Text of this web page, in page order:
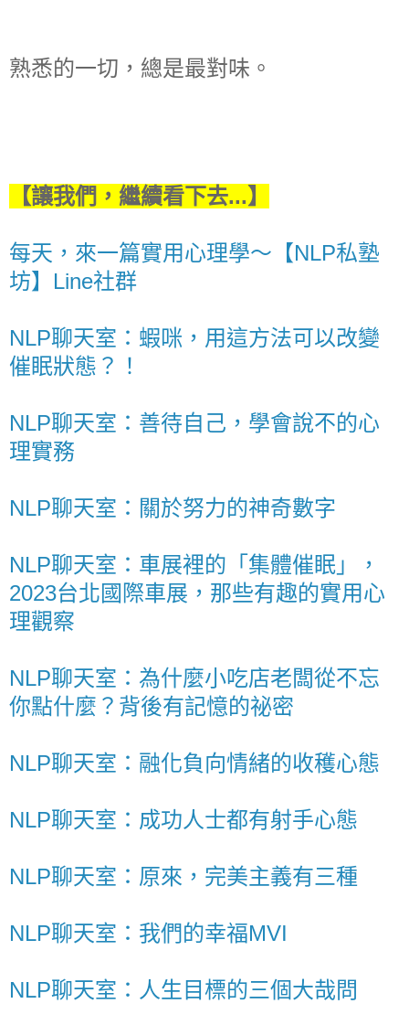
熟悉的一切，總是最對味。
【讓我們，繼續看下去...】
每天，來一篇實用心理學～【NLP私塾
坊】Line社群
NLP聊天室：蝦咪，用這方法可以改變
催眠狀態？！
NLP聊天室：善待自己，學會說不的心
理實務
NLP聊天室：關於努力的神奇數字
NLP聊天室：車展裡的「集體催眠」，
2023台北國際車展，那些有趣的實用心
理觀察
NLP聊天室：為什麼小吃店老闆從不忘
你點什麼？背後有記憶的祕密
NLP聊天室：融化負向情緒的收穫心態
NLP聊天室：成功人士都有射手心態
NLP聊天室：原來，完美主義有三種
NLP聊天室：我們的幸福MVI
NLP聊天室：人生目標的三個大哉問